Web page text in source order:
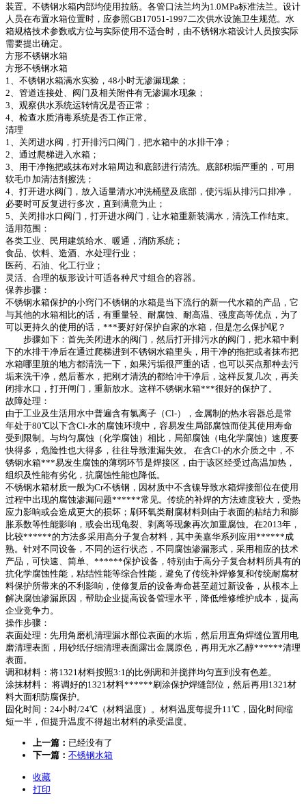
装置。不锈钢水箱内部均使用拉筋。各管口法兰均为1.0MPa标准法兰。设计
人员在布置水箱位置时，应参照GB17051-1997二次供水设施卫生规范。水
箱规格技术参数或方位与实际使用不适合时，由不锈钢水箱设计人员按实际
需要提出确定。
方形不锈钢水箱
方形不锈钢水箱
1、不锈钢水箱满水实验，48小时无渗漏现象；
2、管道连接处、阀门及相关附件有无渗漏水现象；
3、观察供水系统运转情况是否正常；
4、检查水质消毒系统是否工作正常。
清理
1、关闭进水阀，打开排污口阀门，把水箱中的水排干净；
2、通过爬梯进入水箱；
3、用干净拖把或抹布对水箱周边和底部进行清洗。底部积垢严重的，可用
软毛巾加清洁剂擦洗；
4、打开进水阀门，放入适量清水冲洗桶壁及底部，使污垢从排污口排净，
必要时可反复进行多次，直到满意为止；
5、关闭排水口阀门，打开进水阀门，让水箱重新装满水，清洗工作结束。
适用范围：
各类工业、民用建筑给水、暖通，消防系统；
食品、饮料、造酒、水处理行业；
医药、石油、化工行业；
灵活、合理的板形设计可适各种尺寸组合的容器。
保养步骤：
不锈钢水箱保护的小窍门不锈钢的水箱是当下流行的新一代水箱的产品，它
与其他的水箱相比的话，有重量轻、耐腐蚀、耐高温、强度高等优点，为了
可以更持久的使用的话，***要好好保护自家的水箱，但是怎么保护呢？
步骤如下：首先关闭进水的阀门，然后打开排污水的阀门，把水箱中剩
下的水排干净后在通过爬梯进到不锈钢水箱里头，用干净的拖把或者抹布把
水箱哪里脏的地方都清洗一下，如果污垢很严重的话，也可以买点那种去污
垢来洗干净，然后蓄水，把刚才清洗的都给冲干净后，这样反复几次，再关
闭排水口，打开闸门，重新放水。这样不锈钢水箱***很好的保护了。
故障处理：
由于工业及生活用水中普遍含有氯离子（Cl-），金属制的热水容器总是常
年处于80℃以下含Cl-水的腐蚀环境中，容易发生局部腐蚀而使其使用寿命
受到限制。与均匀腐蚀（化学腐蚀）相比，局部腐蚀（电化学腐蚀）速度要
快得多，危险性也大得多，往往导致泄漏失效。 在含Cl-的水介质之中，不
锈钢水箱***易发生腐蚀的薄弱环节是焊接区，由于该区经受过高温加热，
组织及性能有劣化，抗腐蚀性能也降低。
不锈钢水箱材质一般为Cr不锈钢，因材质中不含镍导致水箱焊接部位在使用
过程中出现的腐蚀渗漏问题******常见。传统的补焊的方法难度较大，受热
应力影响或会造成更大的损坏；刷环氧类耐腐材料则由于表面的粘结力和膨
胀系数等性能影响，或会出现龟裂、剥离等现象再次加重腐蚀。在2013年，
比较******的方法多采用高分子复合材料，其中美嘉华系列应用******成
熟。针对不同设备，不同的运行状态，不同腐蚀渗漏形式，采用相应的技术
产品，可快速、简单、******保护设备，特别由于高分子复合材料所具有的
抗化学腐蚀性能，粘结性能等综合性能，避免了传统补焊修复和传统耐腐材
料保护所带来的不利影响，使修复后的设备寿命甚至超过新设备，从根本上
解决腐蚀渗漏原因，帮助企业提高设备管理水平，降低维修维护成本，提高
企业竞争力。
操作步骤：
表面处理：先用角磨机清理漏水部位表面的水垢，然后用直角焊缝位置用电
磨清理表面，用砂纸仔细清理表面露出金属原色，再用无水乙醇******清理
表面。
调和材料：将1321材料按照3:1的比例调和并搅拌均匀直到没有色差。
涂抹材料： 将调好的1321材料******刷涂保护焊缝部位，然后再用1321材
料大面积防腐保护。
固化时间：24小时/24℃（材料温度）。材料温度每提升11℃，固化时间缩
短一半，但提升温度不得超出材料的承受温度。
上一篇： 已经没有了
下一篇： 不锈钢水箱
收藏
打印